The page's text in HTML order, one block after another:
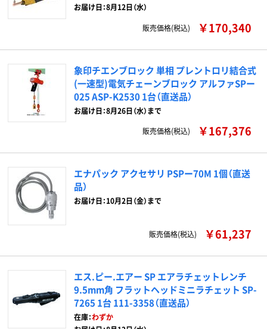
お届け日：8月12日（水）
販売価格(税込) ￥170,340
象印チエンブロック 単相 プレントロリ結合式
(一速型)電気チェーンブロック アルファSPー
025 ASP-K2530 1台（直送品）
お届け日：8月26日（水）まで
販売価格(税込)
￥167,376
エナパック アクセサリ PSPー70M 1個（直送
品）
お届け日：10月2日（金）まで
販売価格(税込) ￥61,237
エス.ピー.エアー SP エアラチェットレンチ
9.5mm角 フラットヘッドミニラチェット SP-
7265 1台 111-3358（直送品）
在庫：わずか